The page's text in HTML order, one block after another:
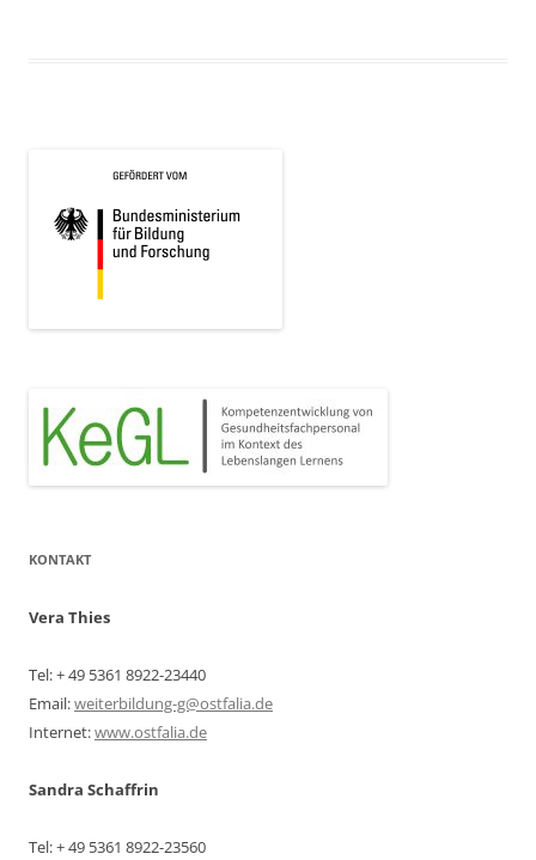
KONTAKT
Vera Thies
Tel: + 49 5361 8922-23440
Email:weiterbildung-g@ostfalia.de
Internet:www.ostfalia.de
Sandra Schaffrin
Tel: + 49 5361 8922-23560